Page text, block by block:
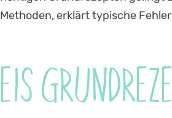
Methoden, erklärt typische
EIS